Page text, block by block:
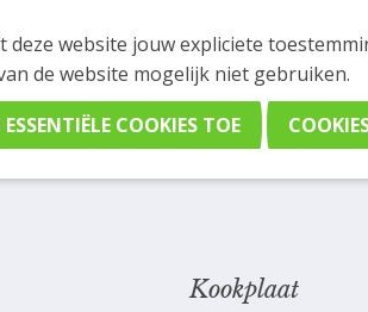
je je vast oriënteren? Vergelijk
Kookplaat
website jouw expliciete
de website mogelijk niet gebruiken.